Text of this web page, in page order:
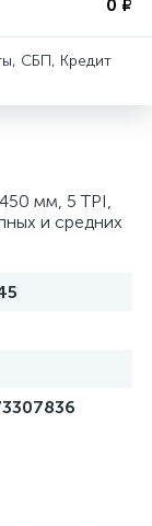
0 ₽
СБП, Кредит
мм, 5 TPI,
и средних